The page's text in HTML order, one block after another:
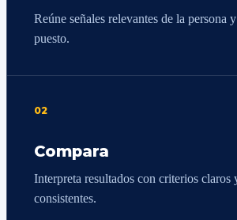
Reúne señales relevantes de la persona
puesto.
02
Compara
Interpreta resultados con criterios claros
consistentes.